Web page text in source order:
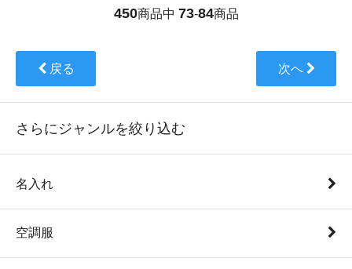
450商品中 73-84商品
戻る 次へ
さらにジャンルを絞り込む
名入れ
空調服